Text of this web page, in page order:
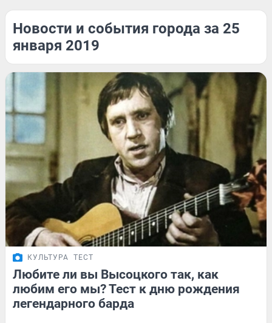
Новости и события города за 25
января 2019
КУЛЬТУРА ТЕСТ
Любите ли вы Высоцкого так, как
любим его мы? Тест к дню рождения
легендарного барда